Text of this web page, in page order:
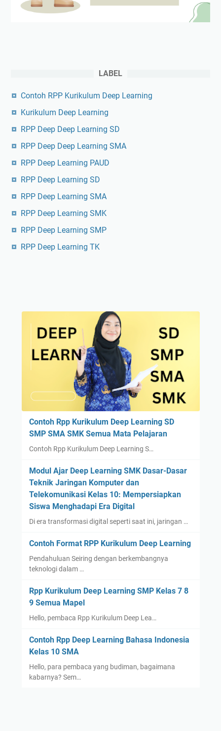
LABEL
Contoh RPP Kurikulum Deep Learning
Kurikulum Deep Learning
RPP Deep Deep Learning SD
RPP Deep Deep Learning SMA
RPP Deep Learning PAUD
RPP Deep Learning SD
RPP Deep Learning SMA
RPP Deep Learning SMK
RPP Deep Learning SMP
RPP Deep Learning TK
Contoh Rpp Kurikulum Deep Learning SD
SMP SMA SMK Semua Mata Pelajaran
Contoh Rpp Kurikulum Deep Learning S…
Modul Ajar Deep Learning SMK Dasar-Dasar
Teknik Jaringan Komputer dan
Telekomunikasi Kelas 10: Mempersiapkan
Siswa Menghadapi Era Digital
Di era transformasi digital seperti saat ini, jaringan …
Contoh Format RPP Kurikulum Deep Learning
Pendahuluan Seiring dengan berkembangnya
teknologi dalam …
Rpp Kurikulum Deep Learning SMP Kelas 7 8
9 Semua Mapel
Hello, pembaca Rpp Kurikulum Deep Lea…
Contoh Rpp Deep Learning Bahasa Indonesia
Kelas 10 SMA
Hello, para pembaca yang budiman, bagaimana
kabarnya? Sem…